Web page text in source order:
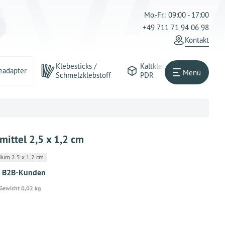
Mo.-Fr.: 09:00 - 17:00
+49 711 71 94 06 98
Kontakt
Klebesticks /
Schmelzklebstoff
Kaltkleber
PDR
Menü
2,5 x 1,2 cm
2.5 x 1.2 cm
Kunden
0,02 kg